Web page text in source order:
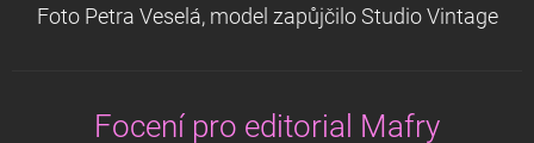
Foto Petra Veselá, model zapůjčilo Studio Vintage
Focení pro editorial Mafry